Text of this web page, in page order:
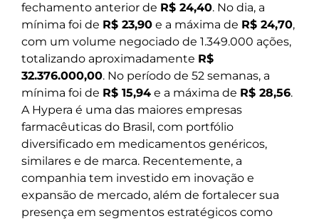
fechamento anterior de R$ 24,40. No dia, a
mínima foi de R$ 23,90 e a máxima de R$ 24,70,
com um volume negociado de 1.349.000 ações,
totalizando aproximadamente R$
32.376.000,00. No período de 52 semanas, a
mínima foi de R$ 15,94 e a máxima de R$ 28,56.
A Hypera é uma das maiores empresas
farmacêuticas do Brasil, com portfólio
diversificado em medicamentos genéricos,
similares e de marca. Recentemente, a
companhia tem investido em inovação e
expansão de mercado, além de fortalecer sua
presença em segmentos estratégicos como